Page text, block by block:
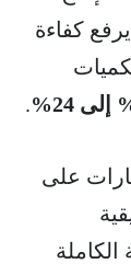
كفاءة
.
على
الكاملة